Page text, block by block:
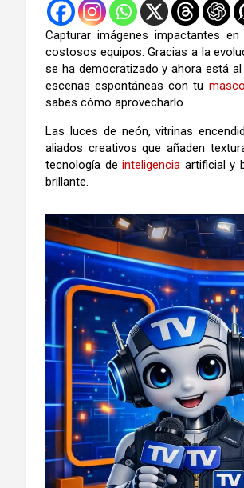
Capturar imágenes impactantes
costosos equipos. Gracias a la
se ha democratizado y ahora está al
escenas espontáneas con tu
sabes cómo aprovecharlo.
Las luces de neón, vitrinas
aliados creativos que añaden
tecnología deinteligencia artificial y
brillante.